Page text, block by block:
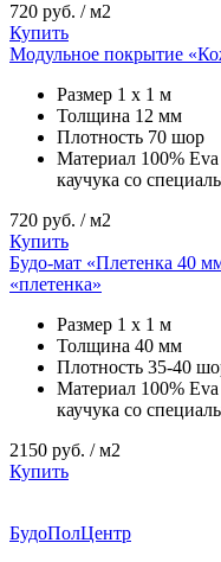
720 руб. / м2
Купить
Модульное покрытие
Размер 1 х 1 м
Толщина 12 мм
Плотность 70 шор
Материал 100%
каучука со
720 руб. / м2
Купить
Будо-мат «Плетенка 40
«плетенка»
Размер 1 х 1 м
Толщина 40 мм
Плотность 35-40
Материал 100%
каучука со
2150 руб. / м2
Купить
БудоПолЦентр